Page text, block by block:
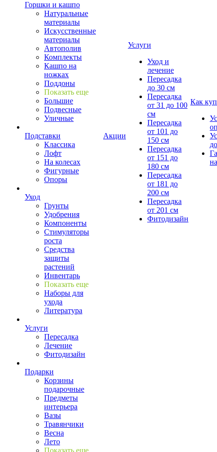
Горшки и кашпо
Натуральные
материалы
Искусственные
материалы
Автополив
Комплекты
Кашпо на
ножках
Поддоны
Показать еще
Большие
Подвесные
Уличные
Подставки
Классика
Лофт
На колесах
Фигурные
Опоры
Уход
Грунты
Удобрения
Компоненты
Стимуляторы
роста
Средства
защиты
растений
Инвентарь
Показать еще
Наборы для
ухода
Литература
Услуги
Пересадка
Лечение
Фитодизайн
Подарки
Корзины
подарочные
Предметы
интерьера
Вазы
Травянчики
Весна
Лето
Акции
Услуги
Уход и
лечение
Пересадка
до 30 см
Пересадка
от 31 до 100
см
Пересадка
от 101 до
150 см
Пересадка
от 151 до
180 см
Пересадка
от 181 до
200 см
Пересадка
от 201 см
Фитодизайн
Как